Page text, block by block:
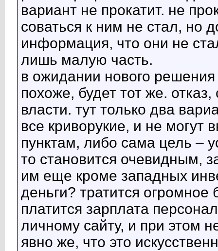
вариант не прокатит. не
соваться к ним не стал, но
информация, что они не
лишь малую часть.
в ожидании нового
похоже, будет тот же.
власти. тут только два
все криворукие, и не
пунктам, либо сама цель –
то становится очевидным,
им еще кроме западных
деньги? тратится
платится зарплата
личному сайту, и при этом
явно же, что это